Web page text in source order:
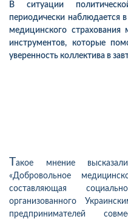
В ситуации
периодически наблюдается
медицинского
инструментов, которые
уверенность коллектива в
Такое мнение
«Добровольное
составляющая
организованного
предпринимателей